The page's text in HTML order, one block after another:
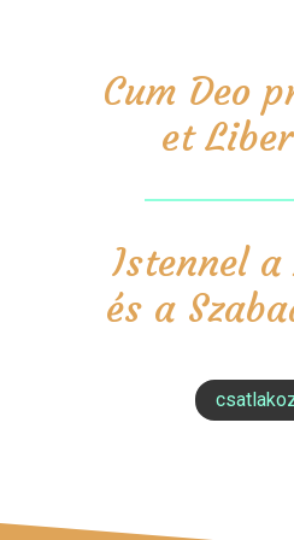
Cum Deo
et
Istennel a
és a